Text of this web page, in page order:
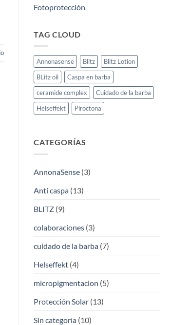
Fotoprotección
TAG CLOUD
Annonasense Blitz
Blitz Lotion
BLitz oil
Caspa en barba
ceramide complex
Cuidado de la barba
Helseffekt
Piroctona
CATEGORÍAS
AnnonaSense (3)
Anti caspa (13)
BLITZ (9)
colaboraciones (3)
cuidado de la barba (7)
Helseffekt (4)
micropigmentacion (5)
Protección Solar (13)
Sin categoría (10)